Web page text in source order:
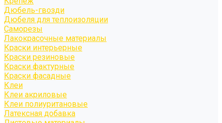
Дюбель-гвозди
Дюбеля для теплоизоляции
Саморезы
Лакокрасочные материалы
Краски интерьерные
Краски резиновые
Краски фактурные
Краски фасадные
Клеи
Клеи акриловые
Клеи полиуритановые
Латексная добавка